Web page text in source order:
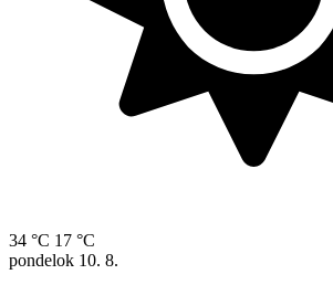
34 °C 17 °C
pondelok 10. 8.